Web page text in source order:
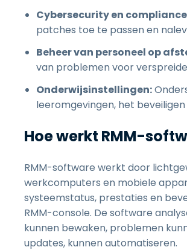
Cybersecurity en
patches toe te passen en
Beheer van personeel op
van problemen voor
Onderwijsinstellingen:
leeromgevingen, het
Hoe werkt RMM-
RMM-software werkt door
werkcomputers en mobiele
systeemstatus, prestaties en
RMM-console. De software
kunnen bewaken, problemen
updates, kunnen automatiseren.